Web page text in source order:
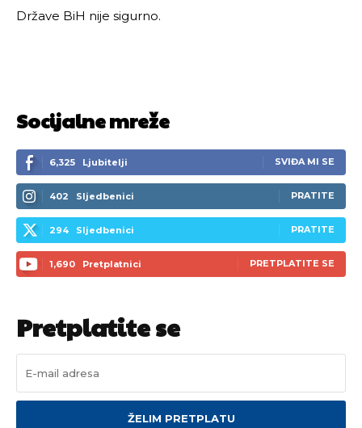
Države BiH nije sigurno.
Socijalne mreže
6,325 Ljubitelji SVIĐA MI SE
402 Sljedbenici PRATITE
294 Sljedbenici PRATITE
1,690 Pretplatnici PRETPLATITE SE
Pretplatite se
ŽELIM PRETPLATU